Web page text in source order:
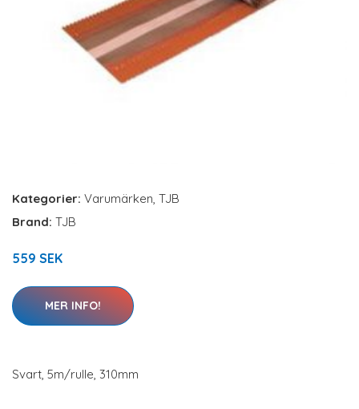
Kategorier: Varumärken, TJB
Brand: TJB
559 SEK
MER INFO!
Svart, 5m/rulle, 310mm